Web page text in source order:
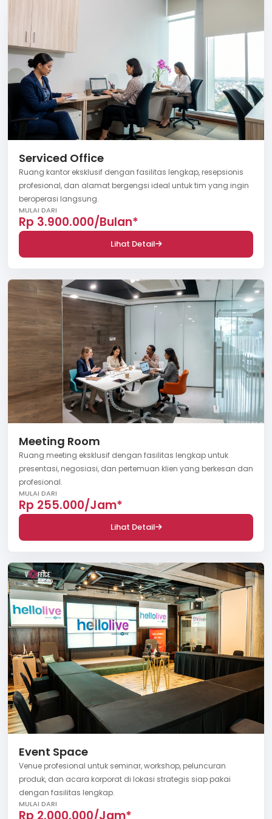
Serviced Office
Ruang kantor eksklusif dengan fasilitas lengkap, resepsionis
profesional, dan alamat bergengsi ideal untuk tim yang ingin
beroperasi langsung.
MULAI DARI
Rp 3.900.000/Bulan*
Lihat Detail
Meeting Room
Ruang meeting eksklusif dengan fasilitas lengkap untuk
presentasi, negosiasi, dan pertemuan klien yang berkesan dan
profesional.
MULAI DARI
Rp 255.000/Jam*
Lihat Detail
Event Space
Venue profesional untuk seminar, workshop, peluncuran
produk, dan acara korporat di lokasi strategis siap pakai
dengan fasilitas lengkap.
MULAI DARI